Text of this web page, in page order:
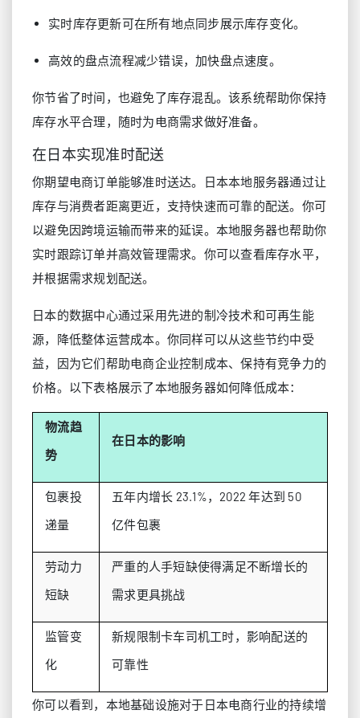
实时库存更新可在所有地点同步展示库存变化。
高效的盘点流程减少错误，加快盘点速度。
你节省了时间，也避免了库存混乱。该系统帮助你保持
库存水平合理，随时为电商需求做好准备。
在日本实现准时配送
你期望电商订单能够准时送达。日本本地服务器通过让
库存与消费者距离更近，支持快速而可靠的配送。你可
以避免因跨境运输而带来的延误。本地服务器也帮助你
实时跟踪订单并高效管理需求。你可以查看库存水平，
并根据需求规划配送。
日本的数据中心通过采用先进的制冷技术和可再生能
源，降低整体运营成本。你同样可以从这些节约中受
益，因为它们帮助电商企业控制成本、保持有竞争力的
价格。以下表格展示了本地服务器如何降低成本：
物流趋
势
在日本的影响
包裹投
递量
五年内增长 23.1%，2022 年达到 50
亿件包裹
劳动力
短缺
严重的人手短缺使得满足不断增长的
需求更具挑战
监管变
化
新规限制卡车司机工时，影响配送的
可靠性
你可以看到，本地基础设施对于日本电商行业的持续增